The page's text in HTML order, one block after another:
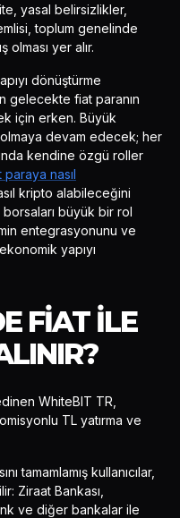
yasal belirsizlikler,
toplum genelinde
olması yer alır.
dönüştürme
gelecekte fiat paranın
için erken. Büyük
olmaya devam edecek; her
kendine özgü roller
paraya nasıl
kripto alabileceğini
büyük bir rol
entegrasyonunu ve
yapıyı
FIAT ILE
WhiteBIT TR,
TL yatırma ve
tamamlamış kullanıcılar,
Ziraat Bankası,
ve diğer bankalar ile